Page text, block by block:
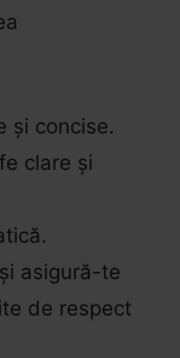
și concise.
clare și
asigură-te
de respect